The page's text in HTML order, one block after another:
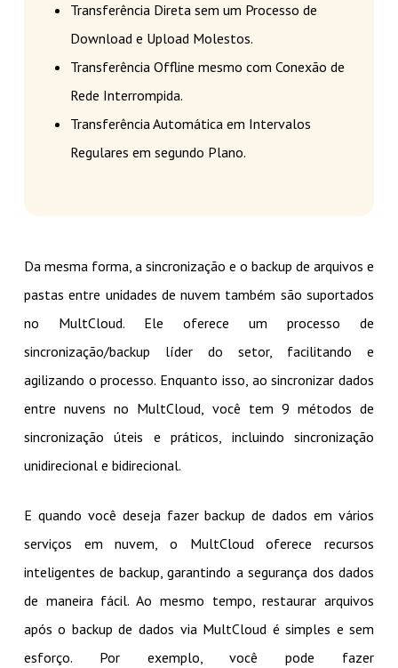
Transferência Direta sem um Processo de
Download e Upload Molestos.
Transferência Offline mesmo com Conexão de
Rede Interrompida.
Transferência Automática em Intervalos
Regulares em segundo Plano.
Da mesma forma, a sincronização e o backup de arquivos e
pastas entre unidades de nuvem também são suportados
no MultCloud. Ele oferece um processo de
sincronização/backup líder do setor, facilitando e
agilizando o processo. Enquanto isso, ao sincronizar dados
entre nuvens no MultCloud, você tem 9 métodos de
sincronização úteis e práticos, incluindo sincronização
unidirecional e bidirecional.
E quando você deseja fazer backup de dados em vários
serviços em nuvem, o MultCloud oferece recursos
inteligentes de backup, garantindo a segurança dos dados
de maneira fácil. Ao mesmo tempo, restaurar arquivos
após o backup de dados via MultCloud é simples e sem
esforço. Por exemplo, você pode fazer